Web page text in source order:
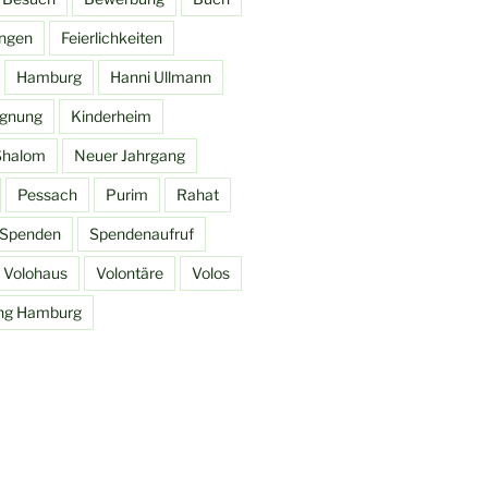
Feierlichkeiten
Hamburg Hanni Ullmann
Kinderheim
Neuer Jahrgang
Pessach Purim Rahat
Spenden Spendenaufruf
Volohaus Volontäre Volos
Hamburg